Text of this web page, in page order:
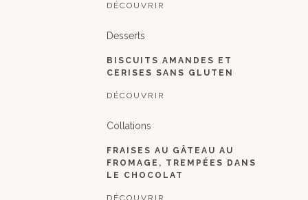
DÉCOUVRIR
Desserts
BISCUITS AMANDES ET
CERISES SANS GLUTEN
DÉCOUVRIR
Collations
FRAISES AU GÂTEAU AU
FROMAGE, TREMPÉES DANS
LE CHOCOLAT
DÉCOUVRIR